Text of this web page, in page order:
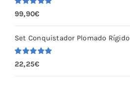
Valorado
con 5.00
99,90€
Set Conquistador Plomado Rígido
Valorado
con
5.00
22,25€